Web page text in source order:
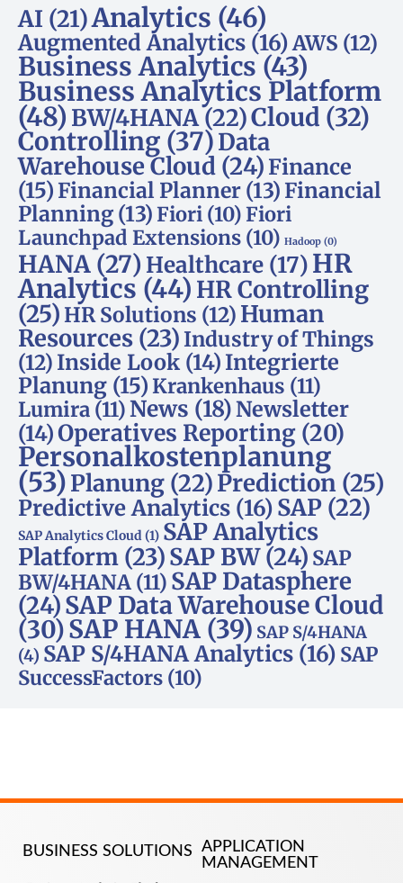
AI (21)Analytics (46)
Augmented Analytics (16)AWS (12)
Business Analytics(43)
Business Analytics Platform
(48) BW/4HANA(22)Cloud (32)
Controlling (37)Data
Warehouse Cloud (24) Finance
(15) Financial Planner (13) Financial
Planning (13)Fiori (10)Fiori
Launchpad Extensions (10) Hadoop (0)
HANA (27) Healthcare (17)HR
Analytics (44) HR Controlling
(25) HR Solutions (12) Human
Resources (23) Industry of Things
(12) Inside Look (14) Integrierte
Planung (15) Krankenhaus (11)
Lumira (11)News (18)Newsletter
(14)Operatives Reporting (20)
Personalkostenplanung
(53)Planung (22)Prediction (25)
Predictive Analytics (16)SAP (22)
SAP Analytics Cloud (1) SAP Analytics
Platform (23)SAP BW(24) SAP
BW/4HANA (11) SAP Datasphere
(24)SAP Data Warehouse Cloud
(30)SAP HANA (39) SAP S/4HANA
(4) SAP S/4HANA Analytics (16) SAP
SuccessFactors (10)
BUSINESS SOLUTIONS
APPLICATION
MANAGEMENT